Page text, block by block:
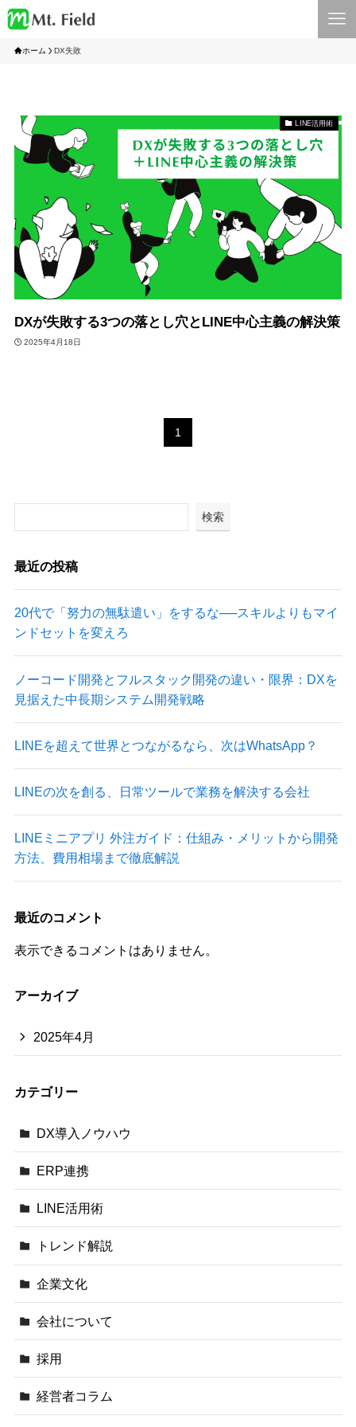
ホーム DX失敗
LINE活用術
DXが失敗する3つの落とし穴とLINE中心主義の解決策
2025年4月18日
1
検索
最近の投稿
20代で「努力の無駄遣い」をするな──スキルよりもマイ
ンドセットを変えろ
ノーコード開発とフルスタック開発の違い・限界：DXを
見据えた中長期システム開発戦略
LINEを超えて世界とつながるなら、次はWhatsApp？
LINEの次を創る、日常ツールで業務を解決する会社
LINEミニアプリ 外注ガイド：仕組み・メリットから開発
方法、費用相場まで徹底解説
最近のコメント
表示できるコメントはありません。
アーカイブ
2025年4月
カテゴリー
DX導入ノウハウ
ERP連携
LINE活用術
トレンド解説
企業文化
会社について
採用
経営者コラム